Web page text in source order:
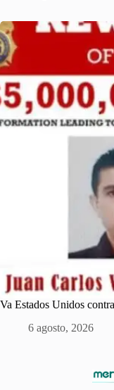
Va Estados Unidos
6 agosto, 2026